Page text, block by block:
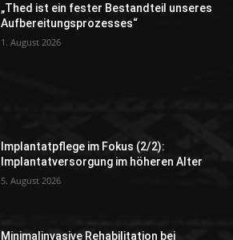
„Thed ist ein fester Bestandteil unseres
Aufbereitungsprozesses“
1. August 2026
Implantatpflege im Fokus (2/2):
Implantatversorgung im höheren Alter
5. August 2026
Minimalinvasive Rehabilitation bei